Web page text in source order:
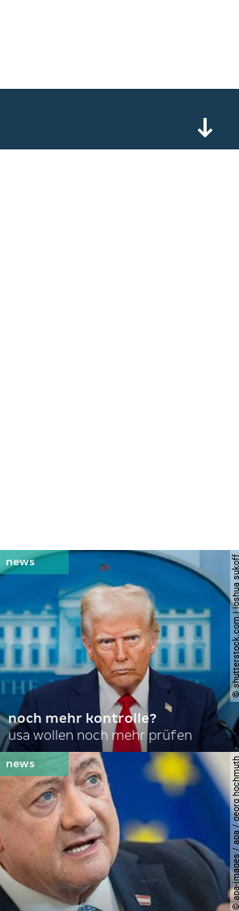
©
noch mehr kontrolle?
usa wollen noch mehr prüfen
© apa-images /